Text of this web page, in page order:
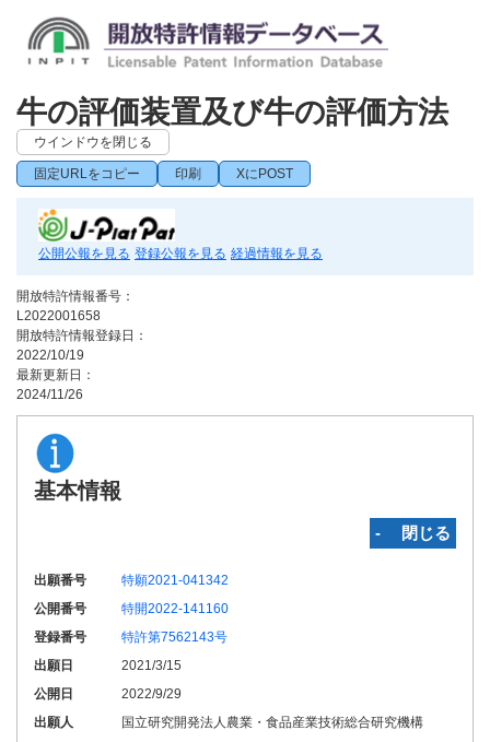
牛の評価装置及び牛の評価方法
ウインドウを閉じる
固定URLをコピー 印刷 XにPOST
公開公報を見る 登録公報を見る 経過情報を見る
開放特許情報番号：
L2022001658
開放特許情報登録日：
2022/10/19
最新更新日：
2024/11/26
基本情報
‐ 閉じる
出願番号
特願2021-041342
公開番号
特開2022-141160
登録番号
特許第7562143号
出願日
2021/3/15
公開日
2022/9/29
出願人
国立研究開発法人農業・食品産業技術総合研究機構